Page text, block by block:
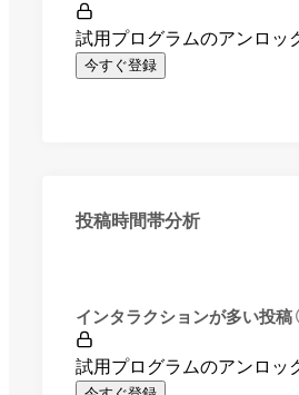
試用プログラムのアンロッ
今すぐ登録
投稿時間帯分析
インタラクションが多い投稿
試用プログラムのアンロッ